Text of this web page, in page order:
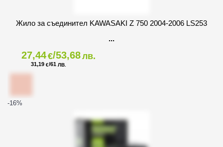
Жило за съединител KAWASAKI Z 750 2004-2006 LS253
27,44€/53,68лв.
31,19 €/61 ЛВ.
-16%